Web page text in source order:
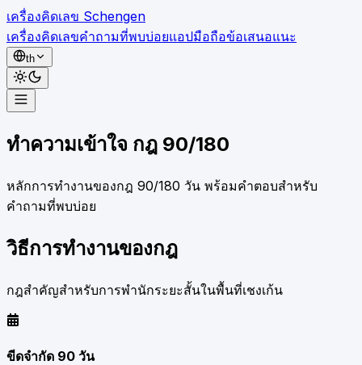
เครื่องคิดเลข Schengen
เครื่องคิดเลขคำถามที่พบบ่อยแอปมือถือข้อเสนอแนะ
th
เครื่องคิดเลข
คำถามที่พบบ่อย
ข้อเสนอแนะ
ทำความเข้าใจ กฎ 90/180
หลักการทำงานของกฎ 90/180 วัน พร้อมคำตอบสำหรับ
คำถามที่พบบ่อย
วิธีการทำงานของกฎ
กฎสำคัญสำหรับการพำนักระยะสั้นในพื้นที่เชงเก้น
ขีดจำกัด 90 วัน